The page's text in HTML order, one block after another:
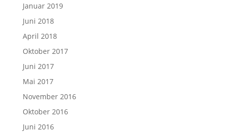
Januar 2019
Juni 2018
April 2018
Oktober 2017
Juni 2017
Mai 2017
November 2016
Oktober 2016
Juni 2016